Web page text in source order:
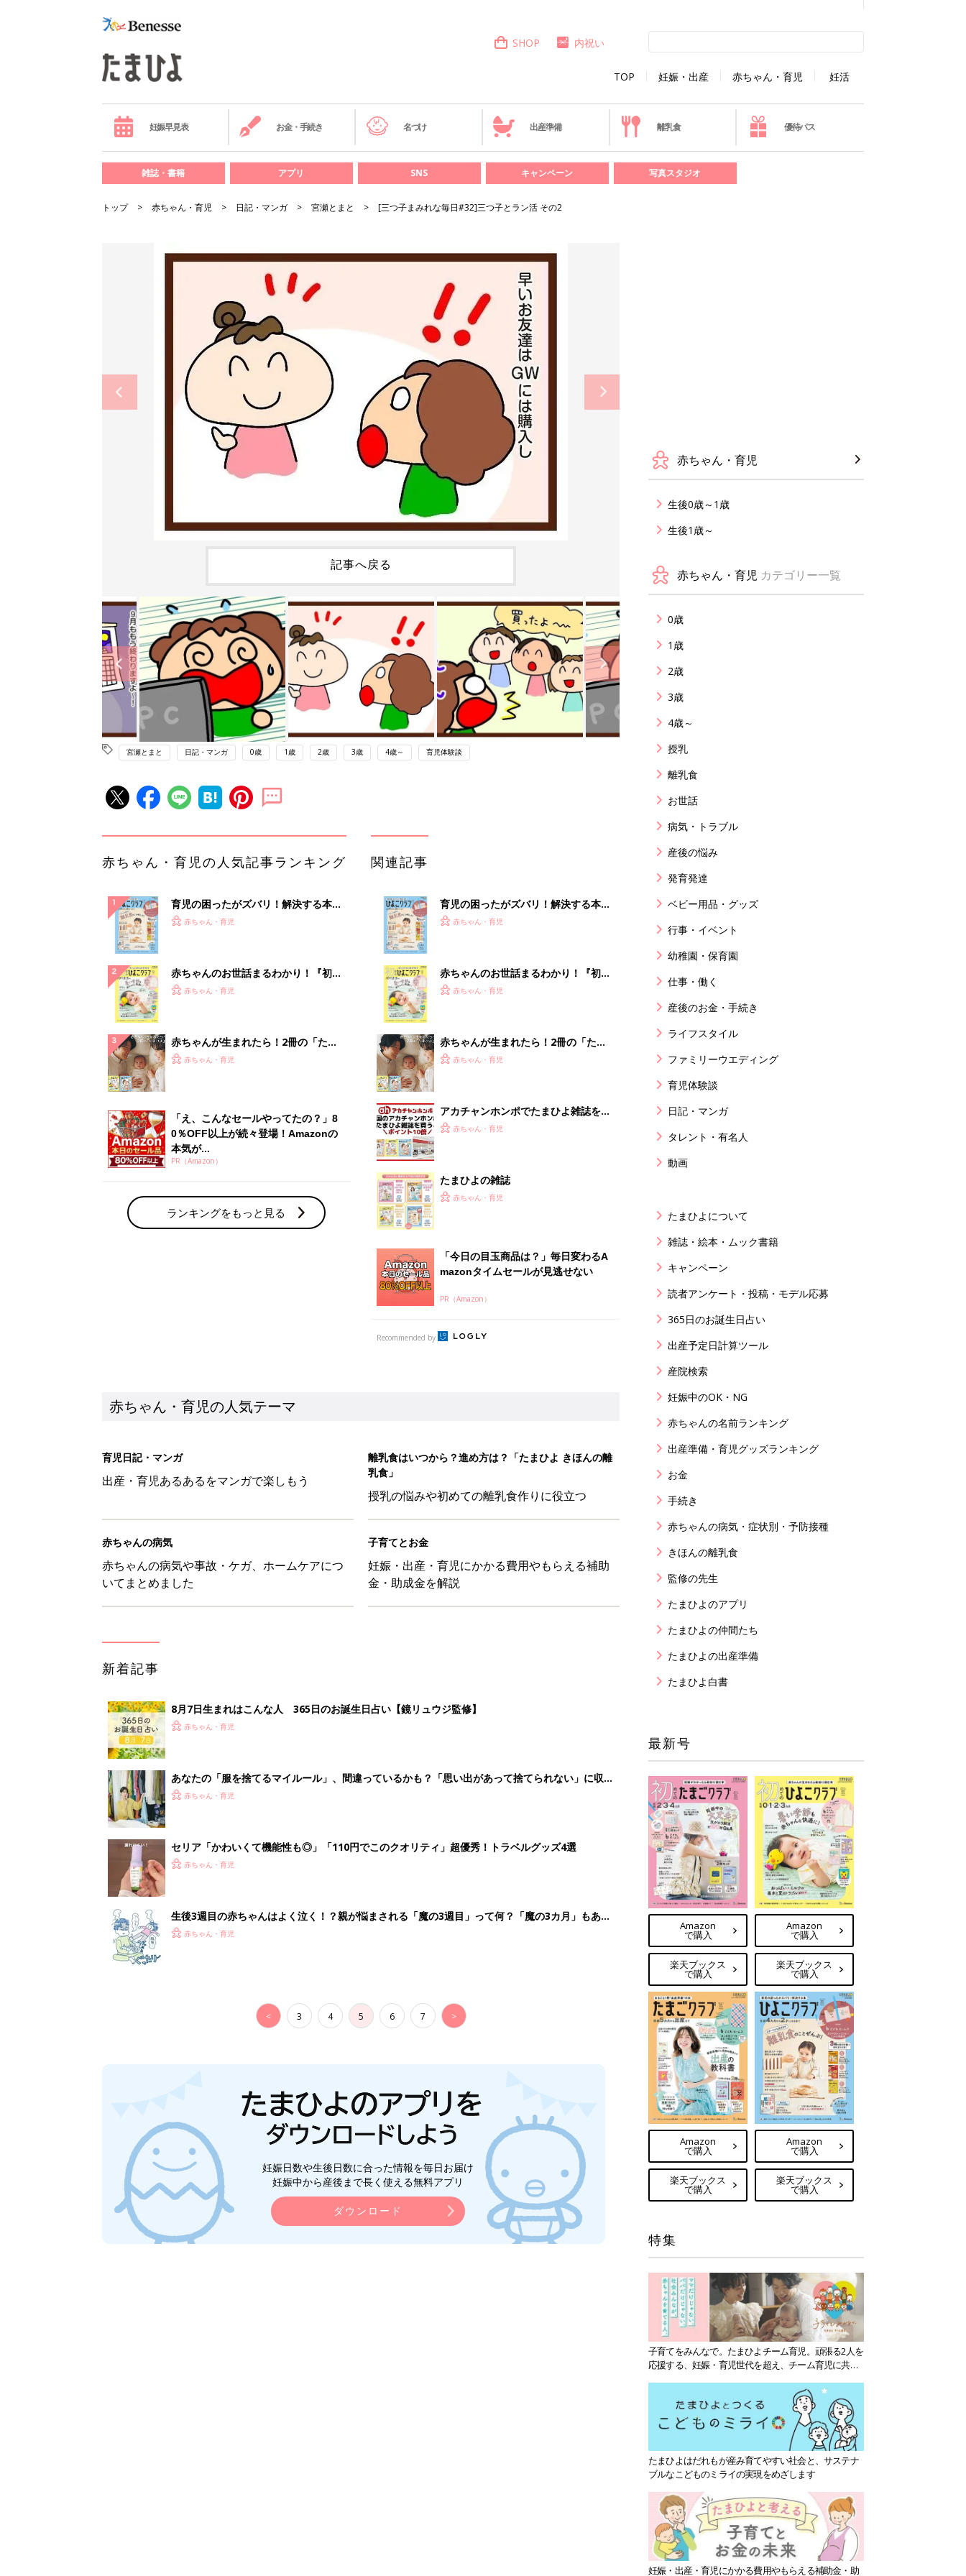
TOP 妊娠・出産 赤ちゃん・育児 妊活
SHOP 内祝い
妊娠早見表 お金・手続き 名づけ 出産準備 離乳食 優待パス
雑誌・書籍 アプリ SNS キャンペーン 写真スタジオ
トップ 赤ちゃん・育児 日記・マンガ 宮瀬とまと [三つ子まみれな毎日#32]三つ子とラン活 その2
記事へ戻る
宮瀬とまと 日記・マンガ 0歳 1歳 2歳 3歳 4歳～ 育児体験談
赤ちゃん・育児の人気記事ランキング
育児の困ったがズバリ！解決する本
『ひよこクラブ 秋号』 4カ月～2才
赤ちゃん・育児
赤ちゃんのお世話まるわかり！『初め
てのひよこクラブ 夏号』〈巻頭大特
赤ちゃん・育児
赤ちゃんが生まれたら！2冊の「たま
ひよ」
赤ちゃん・育児
「え、こんなセールやってたの？」8
0％OFF以上が続々登場！Amazonの
本気が...
PR（Amazon）
ランキングをもっと見る
関連記事
育児の困ったがズバリ！解決する本
『ひよこクラブ 秋号』 4カ月～2才
赤ちゃん・育児
赤ちゃんのお世話まるわかり！『初め
てのひよこクラブ 夏号』〈巻頭大特
赤ちゃん・育児
赤ちゃんが生まれたら！2冊の「たま
ひよ」
赤ちゃん・育児
アカチャンホンポでたまひよ雑誌を買
うとポイント10倍【期間限定】
赤ちゃん・育児
たまひよの雑誌
赤ちゃん・育児
「今日の目玉商品は？」毎日変わるA
mazonタイムセールが見逃せない
PR（Amazon）
Recommended by
赤ちゃん・育児の人気テーマ
育児日記・マンガ
出産・育児あるあるをマンガで楽しもう
離乳食はいつから？進め方は？「たまひよ きほんの離
乳食」
授乳の悩みや初めての離乳食作りに役立つ
赤ちゃんの病気
赤ちゃんの病気や事故・ケガ、ホームケアにつ
いてまとめました
子育てとお金
妊娠・出産・育児にかかる費用やもらえる補助
金・助成金を解説
新着記事
8月7日生まれはこんな人 365日のお誕生日占い【鏡リュウジ監修】
赤ちゃん・育児
あなたの「服を捨てるマイルール」、間違っているかも？「思い出があって捨てられない」に収納
スタイリストが喝！
赤ちゃん・育児
セリア「かわいくて機能性も◎」「110円でこのクオリティ」超優秀！トラベルグッズ4選
赤ちゃん・育児
生後3週目の赤ちゃんはよく泣く！？親が悩まされる「魔の3週目」って何？「魔の3カ月」もある
って本当？【専門家】
赤ちゃん・育児
< 3 4 5 6 7 >
妊娠日数や生後日数に合った情報を毎日お届け
妊娠中から産後まで長く使える無料アプリ
ダウンロード
赤ちゃん・育児
生後0歳～1歳
生後1歳～
赤ちゃん・育児 カテゴリー一覧
0歳
1歳
2歳
3歳
4歳～
授乳
離乳食
お世話
病気・トラブル
産後の悩み
発育発達
ベビー用品・グッズ
行事・イベント
幼稚園・保育園
仕事・働く
産後のお金・手続き
ライフスタイル
ファミリーウエディング
育児体験談
日記・マンガ
タレント・有名人
動画
たまひよについて
雑誌・絵本・ムック書籍
キャンペーン
読者アンケート・投稿・モデル応募
365日のお誕生日占い
出産予定日計算ツール
産院検索
妊娠中のOK・NG
赤ちゃんの名前ランキング
出産準備・育児グッズランキング
お金
手続き
赤ちゃんの病気・症状別・予防接種
きほんの離乳食
監修の先生
たまひよのアプリ
たまひよの仲間たち
たまひよの出産準備
たまひよ白書
最新号
Amazon
で購入
楽天ブックス
で購入
Amazon
で購入
楽天ブックス
で購入
Amazon
で購入
楽天ブックス
で購入
Amazon
で購入
楽天ブックス
で購入
特集
子育てをみんなで。たまひよチーム育児。頑張る2人を
応援する、妊娠・育児世代を超え、チーム育児に共感
たまひよはだれもが産み育てやすい社会と、サステナ
ブルなこどものミライの実現をめざします
妊娠・出産・育児にかかる費用やもらえる補助金・助